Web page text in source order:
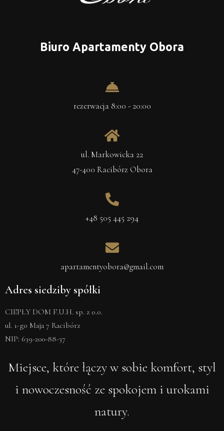
Biuro Apartamenty Obora
rezerwacja 8:00 - 20:00
ul. Markowicka 22
47-400 Racibórz Obora
+48 505 445 294
apartamentyobora@gmail.com
Adres siedziby spółki
CIEPŁY DOM F.U.H. sp. z o.o.
ul. 1-go Maja 7 Racibórz
NIP: 639-200-88-37
Miejsce, które łączy w sobie komfort, styl
i nowoczesność ze spokojem i urokami
natury.